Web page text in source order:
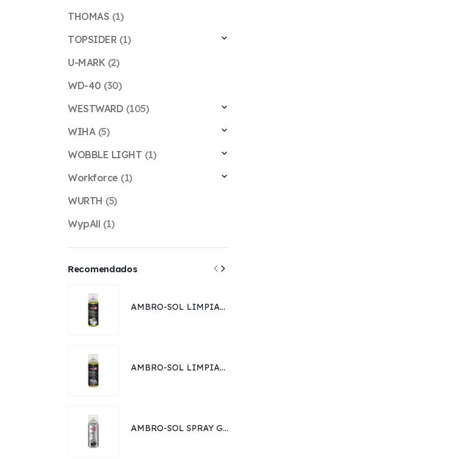
THOMAS (1)
TOPSIDER (1)
U-MARK (2)
WD-40 (30)
WESTWARD (105)
WIHA (5)
WOBBLE LIGHT (1)
Workforce (1)
WURTH (5)
WypAll (1)
Recomendados
AMBRO-SOL LIMPIADOR DE CONTACTO DIELÉCTRICO OLEOSO ANTIOXIDANTE | 400 ML
AMBRO-SOL LIMPIADOR DE CONTACTO SECO | 400 ML
AMBRO-SOL SPRAY GALVANIZADOR FRÍO ZINC 98% GRIS BRILLANTE CROMADO | 400 ML